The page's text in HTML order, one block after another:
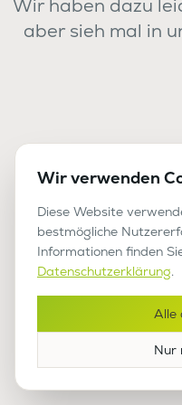
Wir haben dazu
aber sieh mal in
Wir verwenden
Diese Website
bestmögliche
Informationen finden
Datenschutzerklärung.
Alle
Nur